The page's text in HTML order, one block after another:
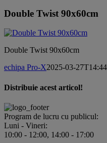
Double Twist 90x60cm
Double Twist 90x60cm
echipa Pro-X2025-03-
Distribuie acest articol!
Facebook
X
Pinterest
E-
mail:
Program de lucru cu publicul:
Luni - Vineri:
10:00 - 12:00, 14:00 - 17:00